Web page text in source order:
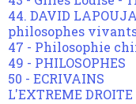
44. DAVID
philosophes
47 - Philosophie
49 - PHILOSOPHES
50 - ECRIVAINS
L'EXTREME